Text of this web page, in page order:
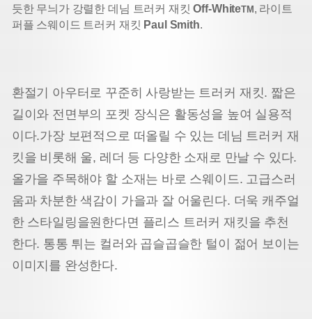
듯한 무늬가 강렬한 데님 트러커 재킷Off-WhiteTM, 라이트
퍼플 스웨이드 트러커 재킷 Paul Smith.
환절기 아우터로 꾸준히 사랑받는 트러커 재킷. 짧은
길이와 전면부의 포켓 장식은 활동성을 높여 실용적
이다.가장 보편적으로 떠올릴 수 있는 데님 트러커 재
킷을 비롯해 울, 레더 등 다양한 소재로 만날 수 있다.
올가을 주목해야 할 소재는 바로 스웨이드. 고급스러
움과 차분한 색감이 가을과 잘 어울린다. 더욱 캐주얼
한 스타일링을원한다면 플리스 트러커 재킷을 추천
한다. 통통 튀는 컬러와 곱슬곱슬한 털이 젊어 보이는
이미지를 완성한다.